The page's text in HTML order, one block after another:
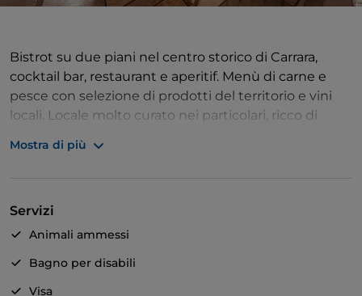
Bistrot su due piani nel centro storico di Carrara,
cocktail bar, restaurant e aperitif. Menù di carne e
pesce con selezione di prodotti del territorio e vini
locali. Locale molto curato nei particolari, ricco di
Musica jazz dal vivo ogni venerdì sera.
Mostra di più
Servizi
Animali ammessi
Bagno per disabili
Visa